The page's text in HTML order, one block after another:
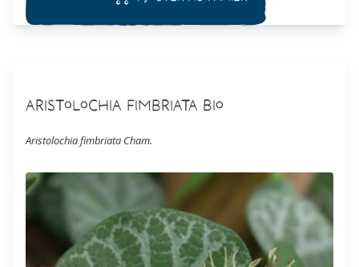
Aristolochia fimbriata Bio
Aristolochia fimbriata Cham.